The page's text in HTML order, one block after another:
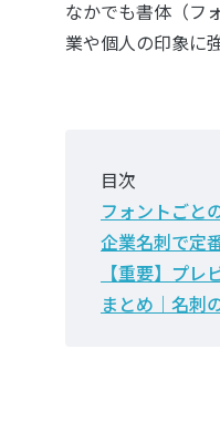
なかでも書体（フ
業や個人の印象に
目次
フォントごと
企業名刺で定
【重要】プ
まとめ｜名刺